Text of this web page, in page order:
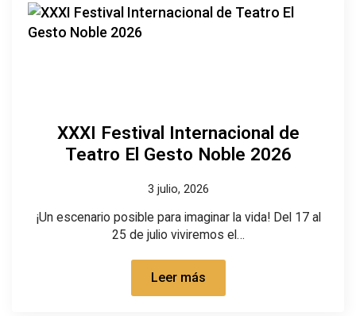
XXXI Festival Internacional de
Teatro El Gesto Noble 2026
3 julio, 2026
¡Un escenario posible para imaginar la vida! Del 17 al
25 de julio viviremos el…
Leer más